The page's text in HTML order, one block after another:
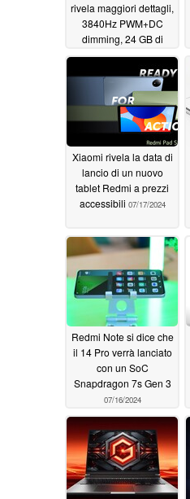
rivela maggiori dettagli,
3840Hz PWM+DC
dimming, 24 GB di
RAM e altro ancora
07/19/2024
Xiaomi rivela la data di
lancio di un nuovo
tablet Redmi a prezzi
accessibili 07/17/2024
Redmi Note si dice che
il 14 Pro verrà lanciato
con un SoC
Snapdragon 7s Gen 3
07/16/2024